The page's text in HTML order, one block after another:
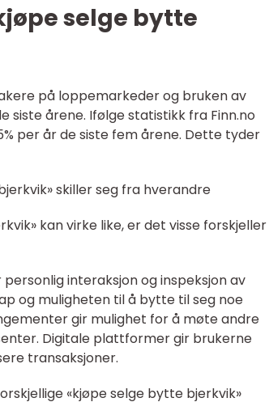
selge bytte
på loppemarkeder og bruken av
årene. Ifølge statistikk fra Finn.no
per år de siste fem årene. Dette tyder
skiller seg fra hverandre
kan virke like, er det visse forskjeller
interaksjon og inspeksjon av
og muligheten til å bytte til seg noe
gir mulighet for å møte andre
Digitale plattformer gir brukerne
transaksjoner.
«kjøpe selge bytte bjerkvik»